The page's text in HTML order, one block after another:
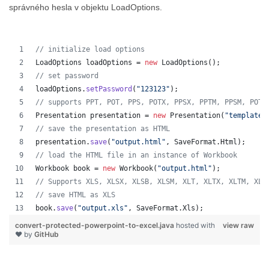
správného hesla v objektu LoadOptions.
// initialize load options
LoadOptions
loadOptions = new LoadOptions ();
// set password
loadOptions . setPassword ( "123123" );
// supports PPT, POT, PPS, POTX, PPSX, PPTM, PPSM,
Presentation presentation = new Presentation(
// save the presentation as HTML
presentation. save( "output.html" , SaveFormat . Html );
// load the HTML file in an instance of Workbook
Workbook
book = new Workbook( "output.html" );
// Supports XLS, XLSX, XLSB, XLSM, XLT, XLTX, XLTM,
// save HTML as XLS
book. save( "output.xls" , SaveFormat .Xls );
view raw
convert-protected-powerpoint-to-excel.java hosted with
❤ by GitHub